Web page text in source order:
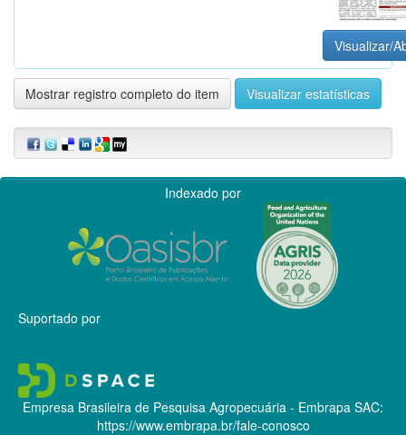
Visualizar/
Mostrar registro completo do item Visualizar estatísticas
Indexado por
Suportado por
Empresa Brasileira de Pesquisa Agropecuária - Embrapa SAC:
https://www.embrapa.br/fale-conosco